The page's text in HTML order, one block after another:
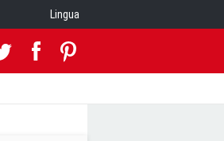
Lingua